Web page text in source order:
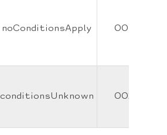
noConditionsApply 001
conditionsUnknown 002